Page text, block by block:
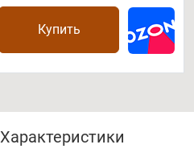
Купить
Характеристики